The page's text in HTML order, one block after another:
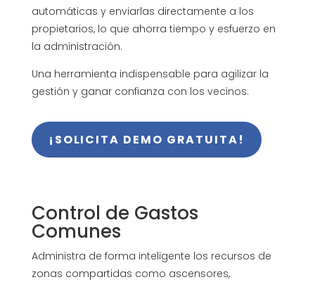
automáticas y enviarlas directamente a los
propietarios, lo que ahorra tiempo y esfuerzo en
la administración.
Una herramienta indispensable para agilizar la
gestión y ganar confianza con los vecinos.
¡SOLICITA DEMO GRATUITA!
Control de Gastos
Comunes
Administra de forma inteligente los recursos de
zonas compartidas como ascensores,